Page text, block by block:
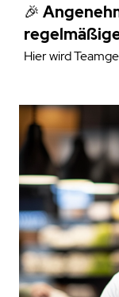
🎉
Hier wird